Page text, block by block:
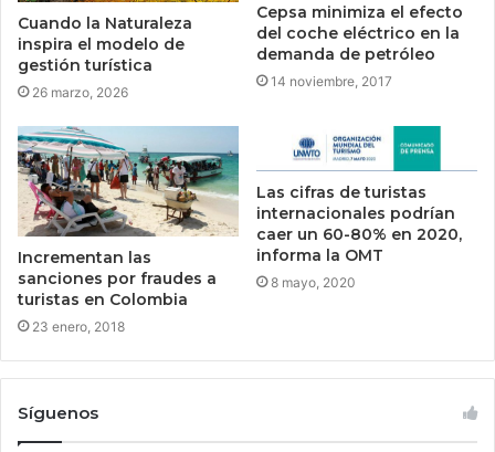
Cuando la Naturaleza
inspira el modelo de
gestión turística
26 marzo, 2026
Cepsa minimiza el efecto
del coche eléctrico en la
demanda de petróleo
14 noviembre, 2017
Incrementan las
sanciones por fraudes a
turistas en Colombia
23 enero, 2018
Las cifras de turistas
internacionales podrían
caer un 60-80% en 2020,
informa la OMT
8 mayo, 2020
Síguenos